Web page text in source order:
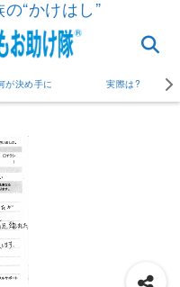
“かけはし”
が決め手に 実際は?